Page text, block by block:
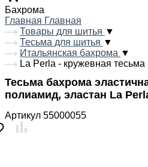
Бахрома
Главная Главная
Товары для шитья ▼
Тесьма для шитья ▼
Итальянская бахрома ▼
La Perla - кружевная тесьма
Тесьма бахрома
полиамид, эластан La
Артикул 55000055